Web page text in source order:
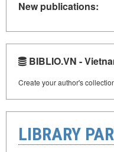
New publications:
BIBLIO.VN -
Create your author's
LIBRARY